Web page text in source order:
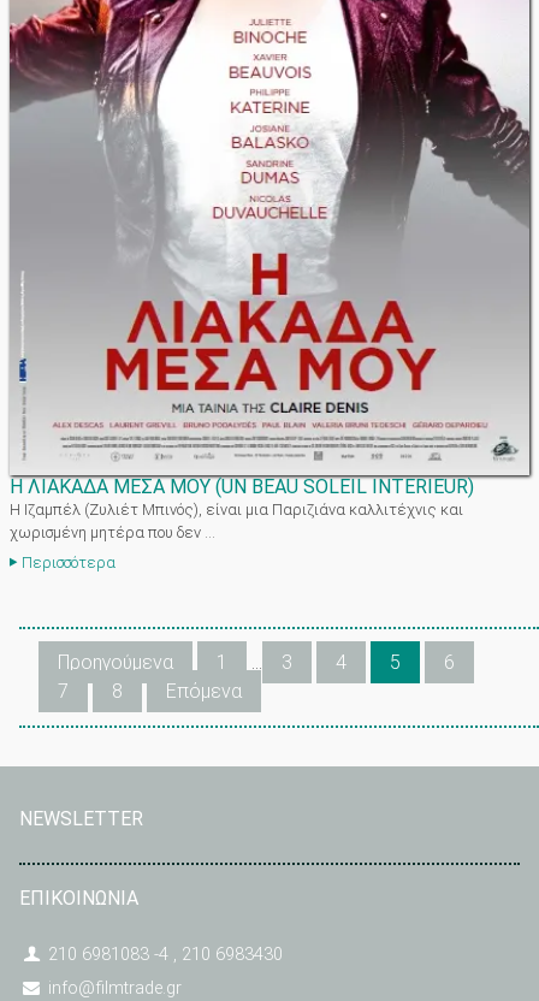
Η ΛΙΑΚΑΔΑ ΜΕΣΑ ΜΟΥ(UN BEAU SOLEIL INTERIEUR)
Η Ιζαμπέλ (Ζυλιέτ Μπινός), είναι μια Παριζιάνα καλλιτέχνις και
χωρισμένη μητέρα που δεν ...
Περισσότερα
Προηγούμενα 1 3 4 5
6
7
8 Επόμενα
NEWSLETTER
ΕΠΙΚΟΙΝΩΝΙΑ
210 6981083 -4 , 210 6983430
info@filmtrade.gr